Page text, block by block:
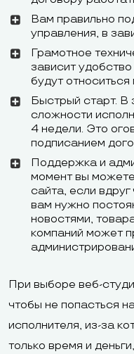
тариф
оплаты
Вам правильно
управления, в
Грамотное
зависит
будут
Быстрый старт. В
сложности
4 недели. Это
подписанием
Поддержка и
момент вы
сайта, если
вам нужно
новостями,
компаний может
При выборе веб-
чтобы не попасться
исполнителя, из-за
только время и